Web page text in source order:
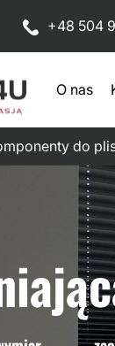
+48 504
O nas
do